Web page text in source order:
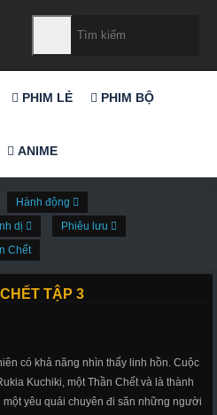
PHIM LẺ PHIM BỘ
ANIME
Hành động
dị
Phiêu lưu
Chết
TẬP 3
có khả năng nhìn thấy linh hồn. Cuộc
Kuchiki, một Thần Chết và là thành
yêu quái chuyên đi săn những người